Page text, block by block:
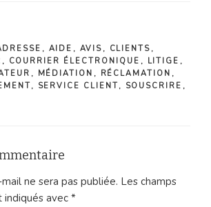
, AIDE , AVIS , CLIENTS ,
, COURRIER ÉLECTRONIQUE , LITIGE ,
, MÉDIATION , RÉCLAMATION ,
, SERVICE CLIENT, SOUSCRIRE ,
ne sera pas publiée. Les champs
avec *